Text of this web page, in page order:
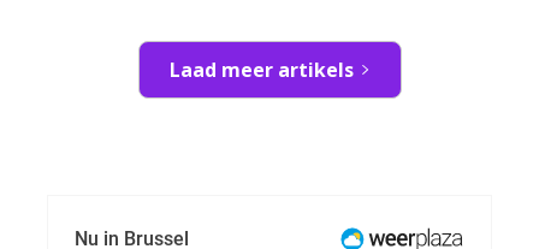
Laad meer artikels